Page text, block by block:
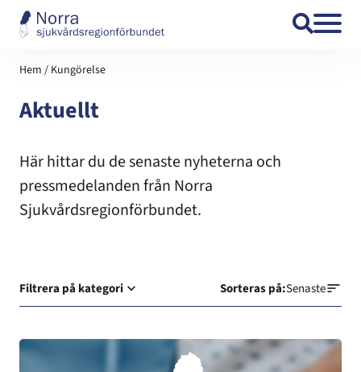
Hem / Kungörelse
Aktuellt
Här hittar du de senaste nyheterna och
pressmedelanden från Norra
Sjukvårdsregionförbundet.
Filtrera på kategori Sorteras på:Senaste